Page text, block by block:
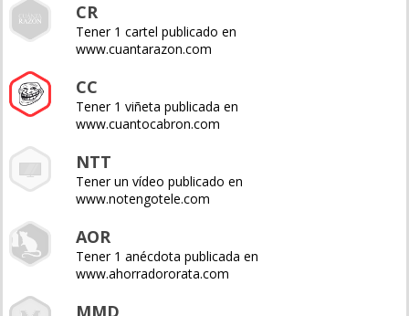
CR
Tener 1 cartel publicado en
www.cuantarazon.com
CC
Tener 1 viñeta publicada en
www.cuantocabron.com
NTT
Tener un vídeo publicado en
www.notengotele.com
AOR
Tener 1 anécdota publicada en
www.ahorradororata.com
MMD